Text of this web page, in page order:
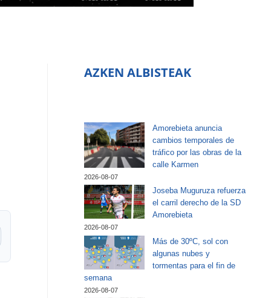
AZKEN ALBISTEAK
Amorebieta anuncia
cambios temporales de
tráfico por las obras de la
calle Karmen
2026-08-07
Joseba Muguruza refuerza
el carril derecho de la SD
Amorebieta
2026-08-07
Más de 30ºC, sol con
algunas nubes y
tormentas para el fin de
semana
2026-08-07